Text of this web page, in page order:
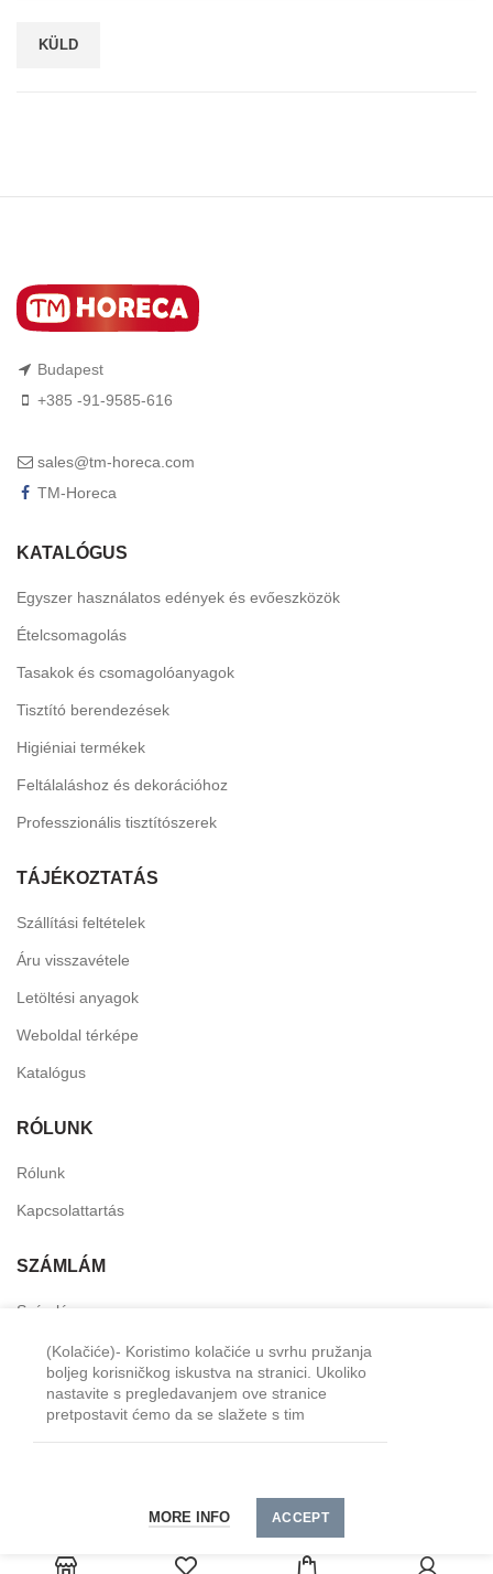
Budapest
+385 -91-9585-616
sales@tm-horeca.com
TM-Horeca
KATALÓGUS
Egyszer használatos edények és evőeszközök
Ételcsomagolás
Tasakok és csomagolóanyagok
Tisztító berendezések
Higiéniai termékek
Feltálaláshoz és dekorációhoz
Professzionális tisztítószerek
TÁJÉKOZTATÁS
Szállítási feltételek
Áru visszavétele
Letöltési anyagok
Weboldal térképe
Katalógus
RÓLUNK
Rólunk
Kapcsolattartás
SZÁMLÁM
Számlám
Személyes fiók
Kívánság lista
költséget minden megrendeléshez külön kell
kiszámítani.
(Kolačiće)- Koristimo kolačiće u svrhu pružanja
boljeg korisničkog iskustva na stranici. Ukoliko
nastavite s pregledavanjem ove stranice
pretpostavit ćemo da se slažete s tim
MORE INFO ACCEPT